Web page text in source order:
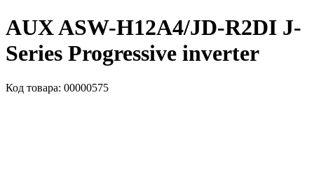
AUX ASW-H12A4/JD-R2DI J-
Series Progressive inverter
Код товара: 00000575